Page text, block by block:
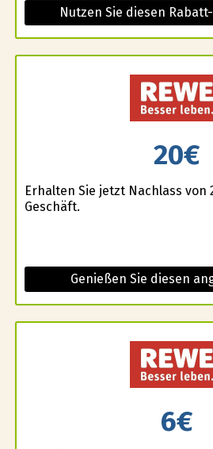
Nutzen Sie diesen
20€
Erhalten Sie jetzt Nachlass von
Geschäft.
Genießen Sie diesen
6€